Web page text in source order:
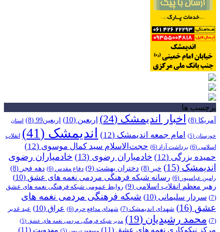
برچسب ها
آمریکا (8) اخبار اندیمشک (24) اربعین (10) اربعین99 (8) استان
خوزستان (5) امام جمعه اندیمشک (12) اندیمشک (41)
انقلاب
اسلامی (6) برداشت آزاد (6) حجت‌الاسلام سید کمال موسوی (12)
حمیده بزرگی (12) خادمیاران رضوی (13)
خادمیاران رضوی
اندیمشک (15) خبر (8) دختران بهشت (9) دفاع مقدس (6) دهه فجر (8)
رامین عباسپور (6) رسانه شبکه فرهنگی مردمی نغمه های عشق (10)
رهبر معظم انقلاب اسلامی (9)
روابط عمومی شبکه فرهنگی نغمه های عشق
(7)
سردار سلیمانی (10)
شبکه فرهنگی مردمی نغمه های
عشق (16) شهدای اندیمشک (7) شهدای مدافع حرم (6) عراق (10)
عید غدیر
(7)
محمد رشیدیان (19) مدیر شبکه فرهنگی مردمی نغمه های عشق (5)
مرکز نیکوکاری نغمه های عشق (11) مهدویت (11)